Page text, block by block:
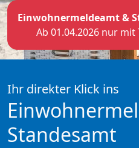
Einwohnermeldeamt &
Ab 01.04.2026 nur mit
Ihr direkter Klick ins
Standesamt